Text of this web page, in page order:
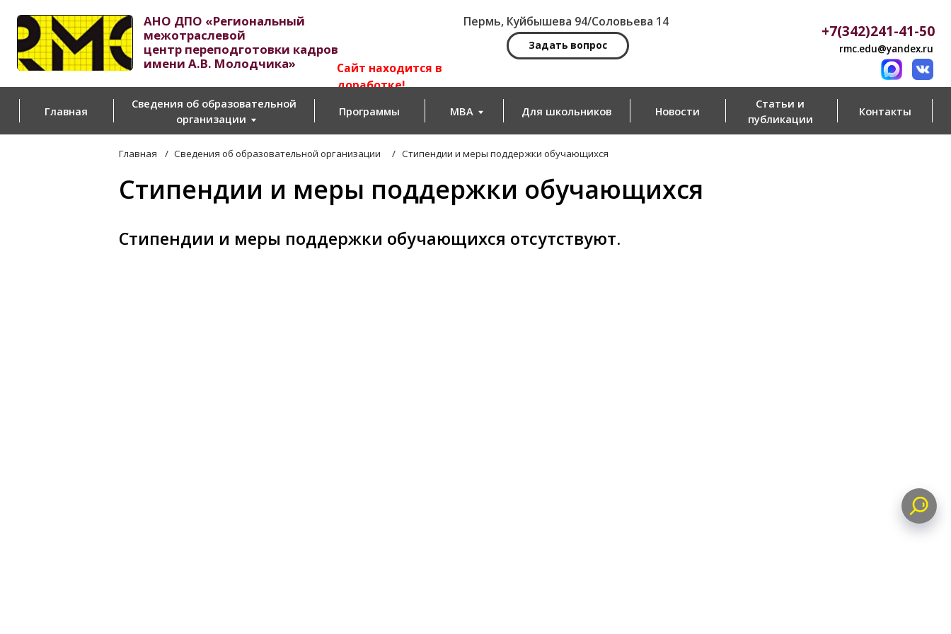
АНО ДПО «Региональный
межотраслевой
центр переподготовки кадров
имени А.В. Молодчика»
Задать вопрос
+7(342)241-41-50
Пермь, Куйбышева 94/Соловьева 14
Сайт находится в
доработке!
Для школьников
организации
Контакты
Программы
Стипендии и меры поддержки обучающихся
Главная / /
Сведения об образовательной организации Стипендии и меры поддержки обучающихся